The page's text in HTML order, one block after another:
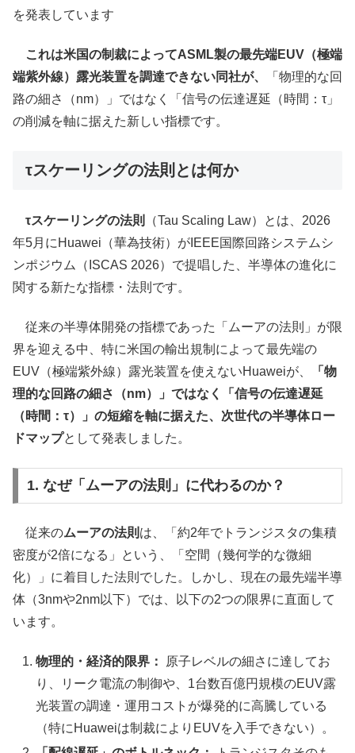
を発表しています
これは米国の制裁によってASML製の最先端EUV（極端
端紫外線）露光装置を調達できない同社が、
「物理的な回
路の細さ（nm）」ではなく「信号の伝達遅延（時間：τ」
の削減を軸に据えた新しい指標です。
τスケーリングの法則とは何か
τスケーリングの法則
（Tau Scaling Law）とは、2026
年5月にHuawei（華為技術）がIEEE国際回路システムシ
ンポジウム（ISCAS 2026）で提唱した、半導体の進化に
関する新たな指標・法則です。
従来の半導体開発の指標であった「ムーアの法則」が限
界を迎える中、特に米国の輸出規制によって最先端の
EUV（極端紫外線）露光装置を使えないHuaweiが、
「物
理的な回路の細さ（nm）」ではなく「信号の伝達遅延
（時間：τ）」の短縮を軸に据えた、次世代の半導体ロー
ドマップとして発表しました。
1. なぜ「ムーアの法則」に代わるのか？
従来のムーアの法則 は、「約2年でトランジスタの集積
密度が2倍になる」という、「空間（幾何学的な微細
化）」に着目した法則でした。しかし、現在の最先端半導
体（3nmや2nm以下）では、以下の2つの限界に直面して
います。
物理的・経済的限界：
原子レベルの細さに達してお
り、リーク電流の制御や、1台数百億円規模のEUV露
光装置の調達・運用コストが爆発的に高騰している
（特にHuaweiは制裁によりEUVを入手できない）。